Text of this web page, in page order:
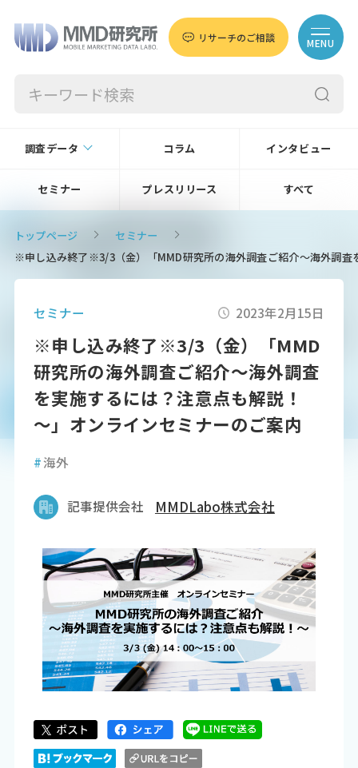
リサーチのご相談 MENU
調査データ コラム インタビュー
セミナー プレスリリース すべて
トップページ
セミナー
※申し込み終了※3/3（金）「MMD研究所の海外調査ご紹介～海外調
セミナー 2023年2月15日
※申し込み終了※3/3（金）「MMD
研究所の海外調査ご紹介～海外調査
を実施するには？注意点も解説！
～」オンラインセミナーのご案内
#海外
記事提供会社 MMDLabo株式会社